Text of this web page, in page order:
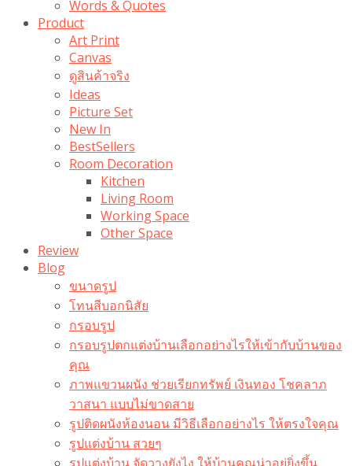
Words & Quotes
Product
Art Print
Canvas
ดูสินค้าจริง
Ideas
Picture Set
New In
BestSellers
Room Decoration
Kitchen
Living Room
Working Space
Other Space
Review
Blog
ขนาดรูป
โทนสีบอกนิสัย
กรอบรูป
กรอบรูปตกแต่งบ้านเลือกอย่างไรให้เข้ากับบ้านของ
คุณ
ภาพแขวนผนัง ช่วยเรียกทรัพย์ เงินทอง โชคลาภ
วาสนา แบบไม่ขาดสาย
รูปติดผนังห้องนอน มีวิธีเลือกอย่างไร ให้ตรงใจคุณ
รูปแต่งบ้าน สวยๆ
รูปแต่งบ้าน จัดวางยังไง ให้บ้านคุณน่าอยู่ยิ่งขึ้น